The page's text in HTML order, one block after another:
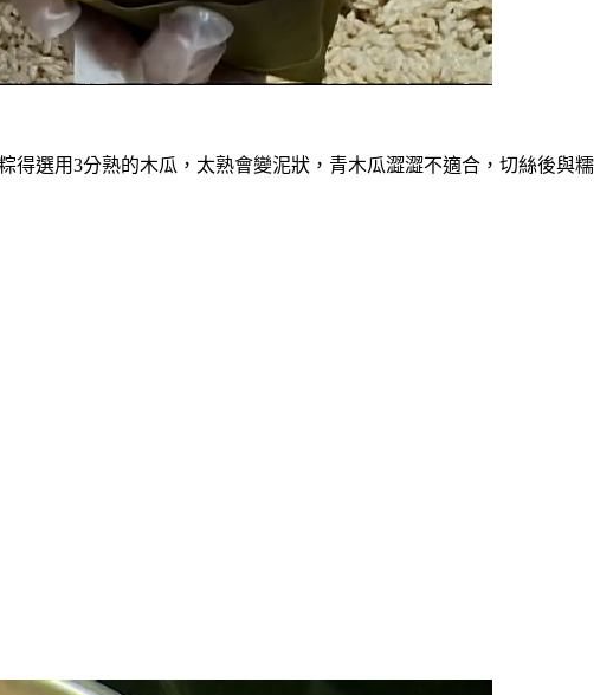
選用3分熟的木瓜，太熟會變泥狀，青木瓜澀澀不適合，切絲後與糯